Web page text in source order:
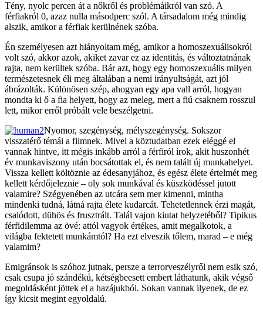
Tény, nyolc percen át a nőkről és problémáikról van szó. A
férfiakról 0, azaz nulla másodperc szól. A társadalom még mindig
alszik, amikor a férfiak kerülnének szóba.
Én személyesen azt hiányoltam még, amikor a homoszexuálisokról
volt szó, akkor azok, akiket zavar ez az identitás, és változtatnának
rajta, nem kerültek szóba. Bár azt, hogy egy homoszexuális milyen
természetesnek éli meg általában a nemi irányultságát, azt jól
ábrázolták. Különösen szép, ahogyan egy apa vall arról, hogyan
mondta ki ő a fia helyett, hogy az meleg, mert a fiú csaknem rosszul
lett, mikor erről próbált vele beszélgetni.
Nyomor, szegénység, mélyszegénység. Sokszor
visszatérő témái a filmnek. Mivel a köztudatban ezek eléggé el
vannak hintve, itt mégis inkább arról a férfiról írok, akit huszonhét
év munkaviszony után bocsátottak el, és nem talált új munkahelyet.
Vissza kellett költöznie az édesanyjához, és egész élete értelmét meg
kellett kérdőjeleznie – oly sok munkával és küszködéssel jutott
valamire? Szégyenében az utcára sem mer kimenni, mintha
mindenki tudná, látná rajta élete kudarcát. Tehetetlennek érzi magát,
csalódott, dühös és frusztrált. Talál vajon kiutat helyzetéből? Tipikus
férfidilemma az övé: attól vagyok értékes, amit megalkotok, a
világba fektetett munkámtól? Ha ezt elveszik tőlem, marad – e még
valamim?
Emigránsok is szóhoz jutnak, persze a terrorveszélyről nem esik szó,
csak csupa jó szándékú, kétségbeesett embert láthatunk, akik végső
megoldásként jöttek el a hazájukból. Sokan vannak ilyenek, de ez
így kicsit megint egyoldalú.